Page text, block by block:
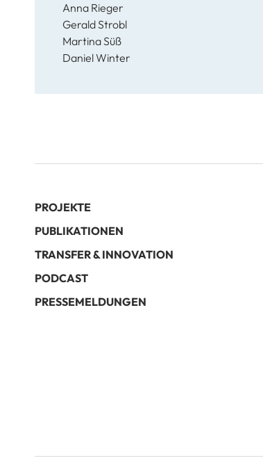
Anna Rieger
Gerald Strobl
Martina Süß
Daniel Winter
PROJEKTE
PUBLIKATIONEN
TRANSFER & INNOVATION
PODCAST
PRESSEMELDUNGEN